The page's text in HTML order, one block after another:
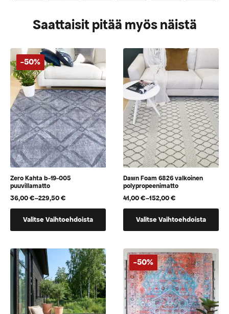
Saattaisit pitää myös näistä
-50%
Zero Kahta b-19-005
puuvillamatto
36,00€–229,50€
Hintaluokka:
36,00 €
Valitse Vaihtoehdoista
useampi
muunnelma.
Voit
tehdä
valinnat
tuotteen
Dawn Foam 6826 valkoinen
polypropeenimatto
41,00€–152,00€
Hintaluokka:
41,00 €
Valitse Vaihtoehdoista
useampi
muunnelma.
Voit
tehdä
valinnat
tuotteen
-50%